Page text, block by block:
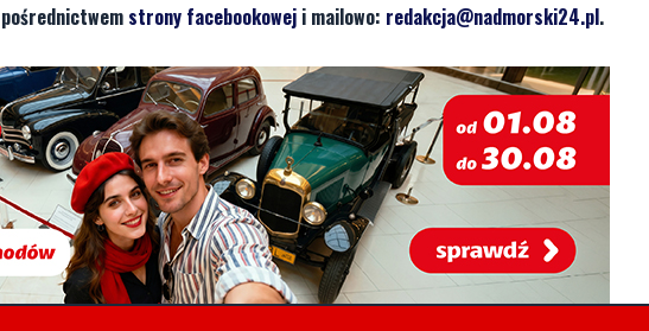
strony facebookowej i mailowo: redakcja@nadmorski24.pl.